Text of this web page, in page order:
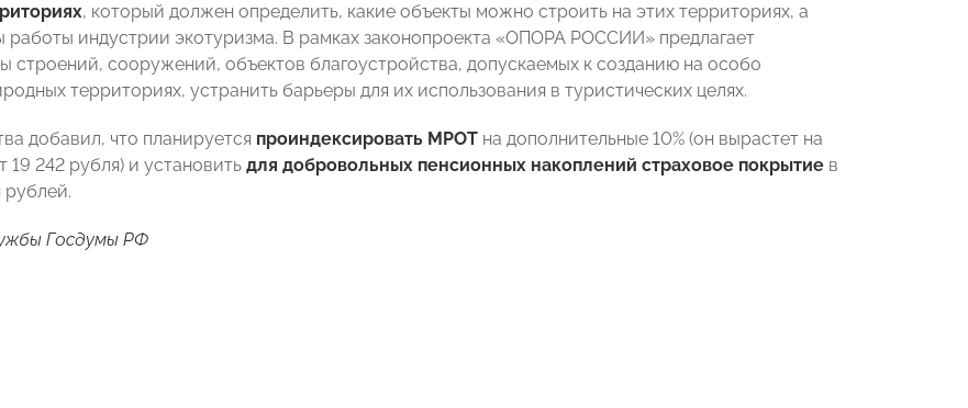
, который должен определить, какие объекты можно строить на этих территориях, а
работы индустрии экотуризма. В рамках законопроекта «ОПОРА РОССИИ» предлагает
строений, сооружений, объектов благоустройства, допускаемых к созданию на особо
территориях, устранить барьеры для их использования в туристических целях.
добавил, что планируется проиндексировать МРОТ на дополнительные 10% (он вырастет на
19 242 рубля) и установить для добровольных пенсионных накоплений страховое покрытие в
рублей.
Госдумы РФ